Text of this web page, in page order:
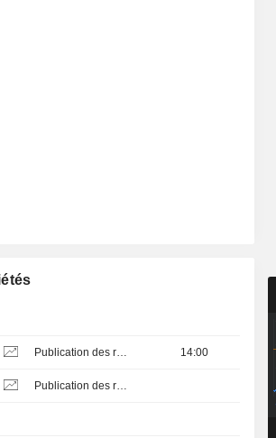
Publication des résultats - Q2 2026 14:00
Publication des résultats - Q2 2026